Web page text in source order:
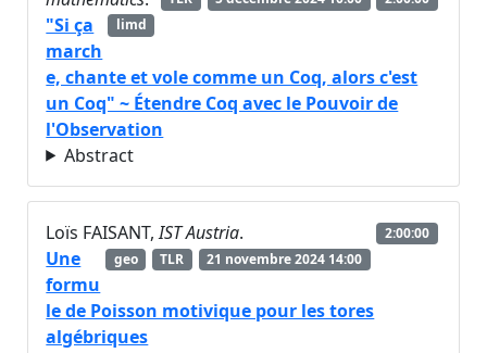
limd
"Si ça
march
e, chante et vole comme un Coq, alors c'est
un Coq" ~ Étendre Coq avec le Pouvoir de
l'Observation
Abstract
Loïs FAISANT,IST Austria.
2:00:00
21 novembre 2024 14:00
TLR
geo
Une
formu
le de Poisson motivique pour les tores
algébriques